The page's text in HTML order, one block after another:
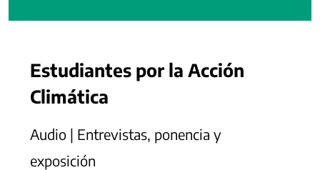
Estudiantes por la Acción
Climática
Audio | Entrevistas, ponencia y
exposición